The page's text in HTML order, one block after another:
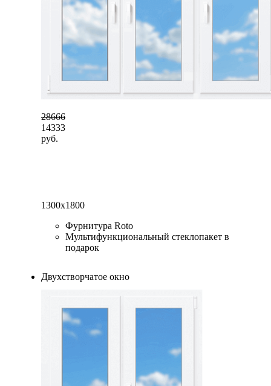
28666
14333
руб.
1300x1800
Фурнитура Roto
Мультифункциональный стеклопакет в
подарок
Двухстворчатое окно